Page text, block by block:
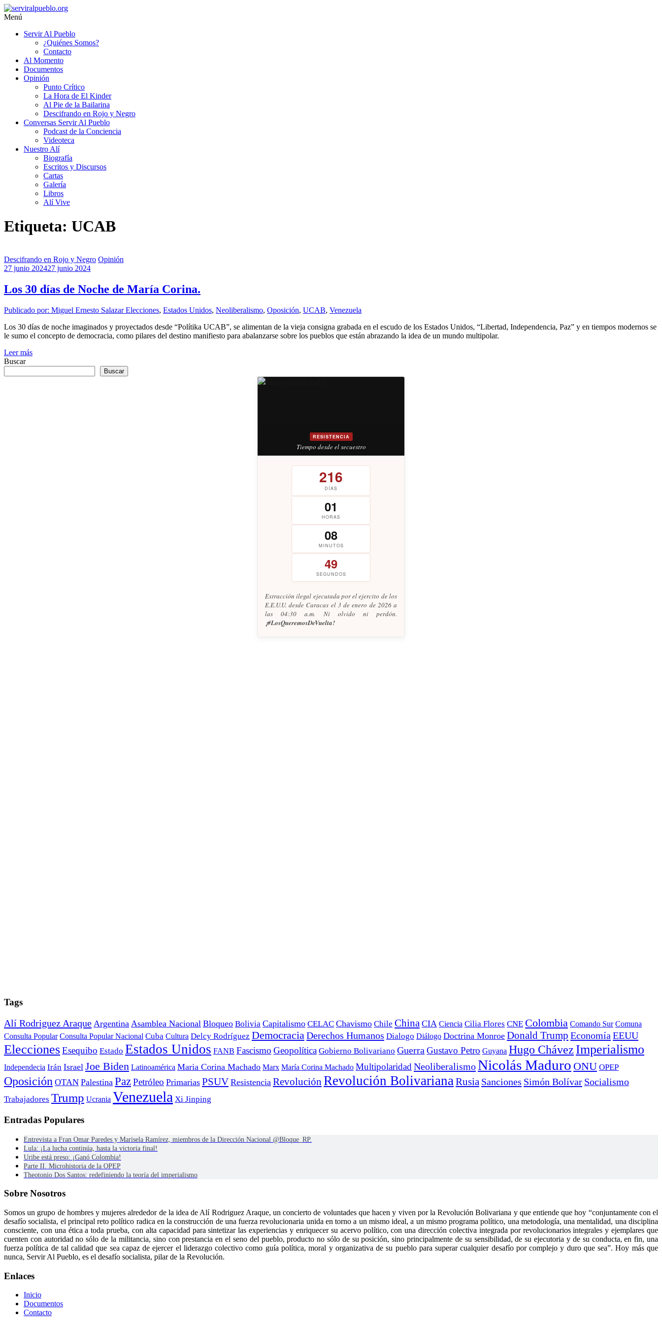
Saltar
al
#SomosServirAlPueblo
Menú
Servir Al Pueblo
¿Quiénes Somos?
Contacto
Al Momento
Documentos
Opinión
Punto Crítico
La Hora de El Kinder
Al Pie de la Bailarina
Descifrando en Rojo y Negro
Conversas Servir Al Pueblo
Podcast de la Conciencia
Videoteca
Nuestro Alí
Biografía
Escritos y Discursos
Cartas
Galería
Libros
Alí Vive
Etiqueta: UCAB
Descifrando en Rojo y Negro Opinión
27 junio 202427 junio 2024
Los 30 días de Noche de María Corina.
Publicado por: Miguel Ernesto SalazarElecciones, Estados Unidos, Neoliberalismo, Oposición, UCAB, Venezuela
Los 30 días de noche imaginados y proyectados desde “Polítika UCAB”, se alimentan de la vieja consigna grabada en el escudo de los Estados Unidos, “Libertad, Independencia, Paz” y en tiempos modernos se
le sumo el concepto de democracia, como pilares del destino manifiesto para abalanzarse sobre los pueblos que están abrazando la idea de un mundo multipolar.
Leer más
Buscar
Buscar
RESISTENCIA
Tiempo desde el secuestro
216
DÍAS
01
HORAS
08
MINUTOS
50
SEGUNDOS
Extracción ilegal ejecutada por el ejercito de los
E.E.U.U. desde Caracas el 3 de enero de 2026 a
las 04:30 a.m. Ni olvido ni perdón.
¡#LosQueremosDeVuelta!
Tags
Alí Rodriguez Araque Argentina Asamblea Nacional Bloqueo Bolivia Capitalismo CELAC Chavismo Chile China CIA Ciencia Cilia Flores CNE Colombia Comando Sur Comuna
Consulta Popular Consulta Popular Nacional Cuba Cultura Delcy Rodríguez DemocraciaDerechos Humanos Dialogo Diálogo Doctrina Monroe Donald Trump Economía EEUU
EleccionesEsequibo Estado Estados Unidos FANB Fascismo Geopolítica Gobierno Bolivariano Guerra Gustavo Petro Guyana Hugo Chávez Imperialismo
Independecia Irán Israel Joe Biden Latinoamérica Maria Corina Machado Marx María Corina Machado Multipolaridad NeoliberalismoNicolás Maduro ONU OPEP
Oposición OTAN Palestina PazPetróleo Primarias PSUV Resistencia Revolución Revolución BolivarianaRusia Sanciones Simón Bolívar Socialismo
Trabajadores Trump Ucrania Venezuela Xi Jinping
Entradas Populares
Entrevista a Fran Omar Paredes y Marisela Ramírez, miembros de la Dirección Nacional @Bloque_RP.
Lula: ¡La lucha continúa, hasta la victoria final!
Uribe está preso: ¡Ganó Colombia!
Parte II. Microhistoria de la OPEP
Theotonio Dos Santos: redefiniendo la teoría del imperialismo
Sobre Nosotros
Somos un grupo de hombres y mujeres alrededor de la idea de Alí Rodriguez Araque, un concierto de voluntades que hacen y viven por la Revolución Bolivariana y que entiende que hoy “conjuntamente con el
desafío socialista, el principal reto político radica en la construcción de una fuerza revolucionaria unida en torno a un mismo ideal, a un mismo programa político, una metodología, una mentalidad, una disciplina
consciente, con una ética a toda prueba, con alta capacidad para sintetizar las experiencias y enriquecer su acervo político, con una dirección colectiva integrada por revolucionarios integrales y ejemplares que
cuenten con autoridad no sólo de la militancia, sino con prestancia en el seno del pueblo, producto no sólo de su posición, sino principalmente de su sensibilidad, de su ejecutoria y de su conducta, en fin, una
fuerza política de tal calidad que sea capaz de ejercer el liderazgo colectivo como guía política, moral y organizativa de su pueblo para superar cualquier desafío por complejo y duro que sea”. Hoy más que
nunca, Servir Al Pueblo, es el desafío socialista, pilar de la Revolución.
Enlaces
Inicio
Documentos
Contacto